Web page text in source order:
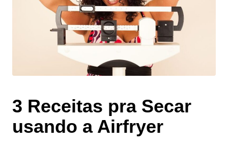
3 Receitas pra Secar
usando a Airfryer